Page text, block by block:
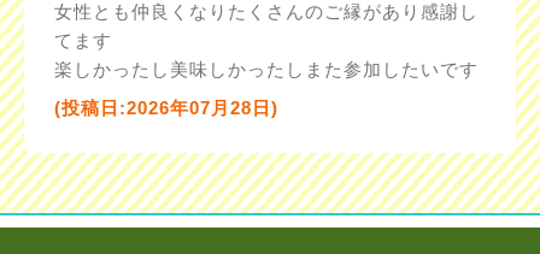
女性とも仲良くなりたくさんのご縁があり感謝し
てます
楽しかったし美味しかったしまた参加したいです
(投稿日:2026年07月28日)